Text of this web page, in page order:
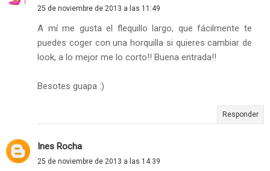
25 de noviembre de 2013 a las 11:49
A mí me gusta el flequillo largo, que fácilmente te
puedes coger con una horquilla si quieres cambiar de
look, a lo mejor me lo corto!! Buena entrada!!
Besotes guapa :)
Responder
Ines Rocha
25 de noviembre de 2013 a las 14:39